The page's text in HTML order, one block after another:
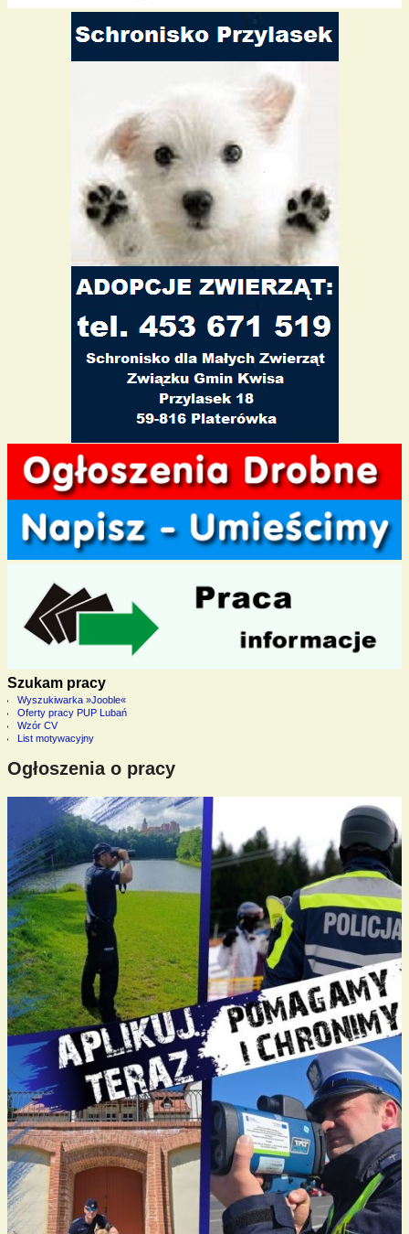
Szukam pracy
Wyszukiwarka »Jooble«
Oferty pracy PUP Lubań
Wzór CV
List motywacyjny
Ogłoszenia o pracy